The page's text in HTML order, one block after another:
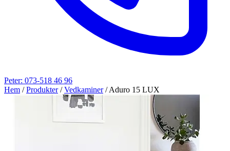
Peter: 073-518 46 96
Hem / Produkter / Vedkaminer / Aduro 15 LUX